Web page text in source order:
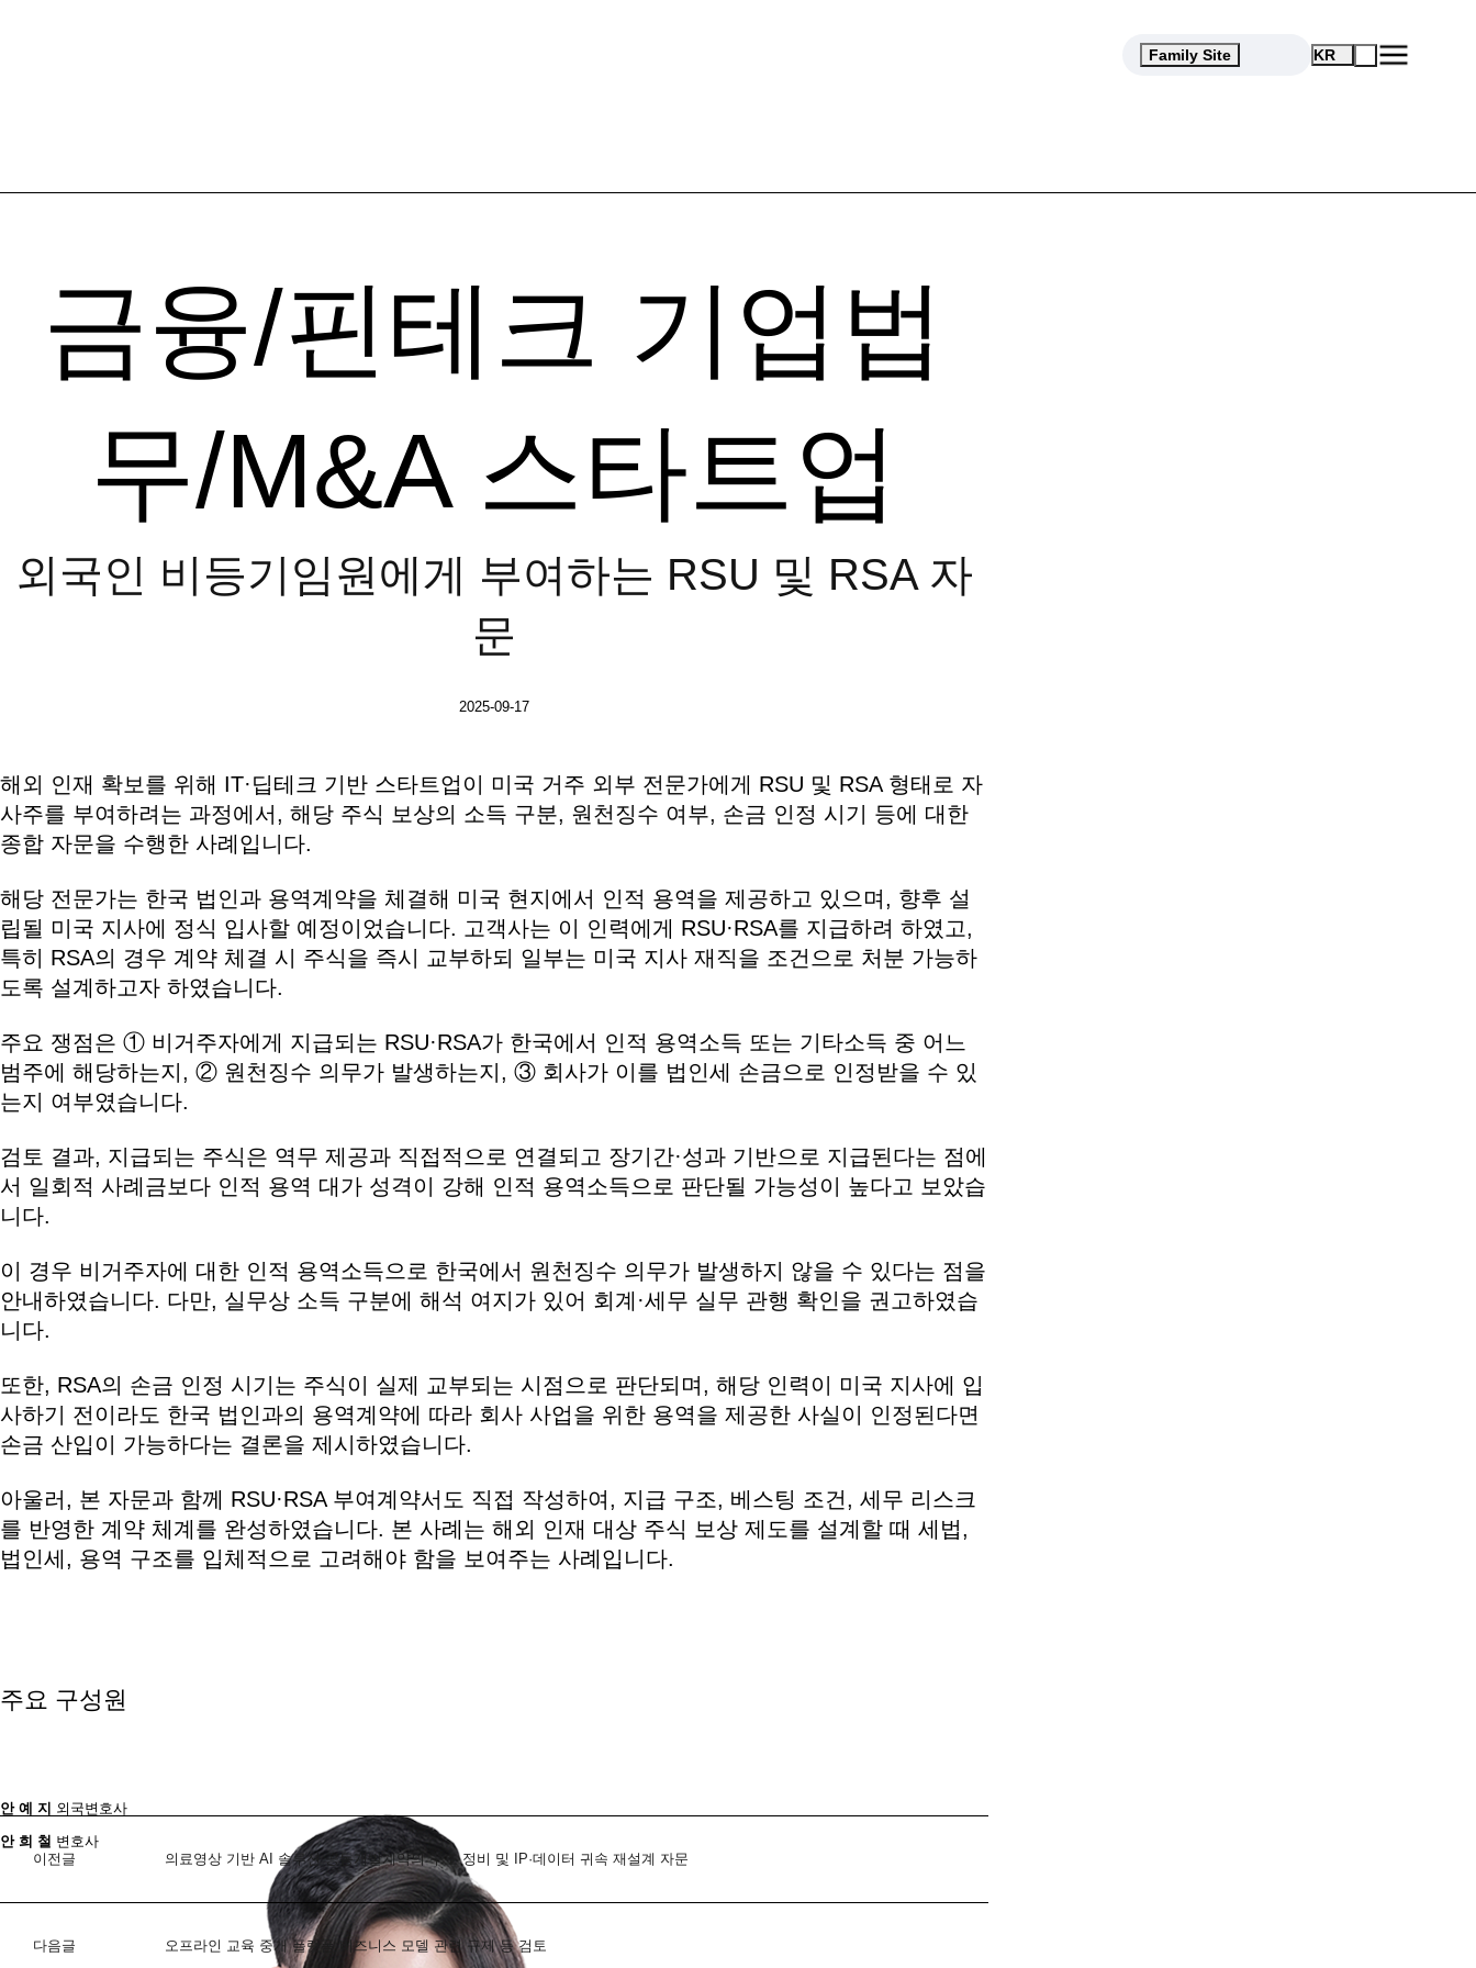
Logo
Family Site KR
Open
Menu
Recent Business Cases
금융/핀테크 기업법
무/M&A 스타트업
외국인 비등기임원에게 부여하는 RSU 및 RSA 자
문
2025-09-17
본문
해외 인재 확보를 위해 IT·딥테크 기반 스타트업이 미국 거주 외부 전문가에게 RSU 및 RSA 형태로 자
사주를 부여하려는 과정에서, 해당 주식 보상의 소득 구분, 원천징수 여부, 손금 인정 시기 등에 대한
종합 자문을 수행한 사례입니다.
해당 전문가는 한국 법인과 용역계약을 체결해 미국 현지에서 인적 용역을 제공하고 있으며, 향후 설
립될 미국 지사에 정식 입사할 예정이었습니다. 고객사는 이 인력에게 RSU·RSA를 지급하려 하였고,
특히 RSA의 경우 계약 체결 시 주식을 즉시 교부하되 일부는 미국 지사 재직을 조건으로 처분 가능하
도록 설계하고자 하였습니다.
주요 쟁점은 ① 비거주자에게 지급되는 RSU·RSA가 한국에서 인적 용역소득 또는 기타소득 중 어느
범주에 해당하는지, ② 원천징수 의무가 발생하는지, ③ 회사가 이를 법인세 손금으로 인정받을 수 있
는지 여부였습니다.
검토 결과, 지급되는 주식은 역무 제공과 직접적으로 연결되고 장기간·성과 기반으로 지급된다는 점에
서 일회적 사례금보다 인적 용역 대가 성격이 강해 인적 용역소득으로 판단될 가능성이 높다고 보았습
니다.
이 경우 비거주자에 대한 인적 용역소득으로 한국에서 원천징수 의무가 발생하지 않을 수 있다는 점을
안내하였습니다. 다만, 실무상 소득 구분에 해석 여지가 있어 회계·세무 실무 관행 확인을 권고하였습
니다.
또한, RSA의 손금 인정 시기는 주식이 실제 교부되는 시점으로 판단되며, 해당 인력이 미국 지사에 입
사하기 전이라도 한국 법인과의 용역계약에 따라 회사 사업을 위한 용역을 제공한 사실이 인정된다면
손금 산입이 가능하다는 결론을 제시하였습니다.
아울러, 본 자문과 함께 RSU·RSA 부여계약서도 직접 작성하여, 지급 구조, 베스팅 조건, 세무 리스크
를 반영한 계약 체계를 완성하였습니다. 본 사례는 해외 인재 대상 주식 보상 제도를 설계할 때 세법,
법인세, 용역 구조를 입체적으로 고려해야 함을 보여주는 사례입니다.
주요 구성원
안 예 지 외국변호사
안 희 철 변호사
이전글
의료영상 기반 AI 솔루션 공동개발계약의 구조 정비 및 IP·데이터 귀속 재설계 자문
다음글 오프라인 교육 중개 플랫폼 비즈니스 모델 관련 규제 등 검토